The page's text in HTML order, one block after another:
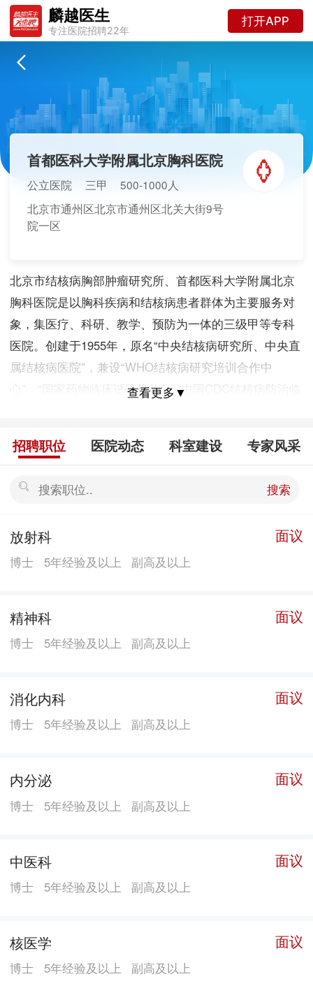
麟越医生
专注医院招聘22年
打开APP
首都医科大学附属北京胸科医院
公立医院 三甲
500-1000人
北京市通州区北京市通州区北关大街9号
院一区
北京市结核病胸部肿瘤研究所、首都医科大学附属北京
胸科医院是以胸科疾病和结核病患者群体为主要服务对
象，集医疗、科研、教学、预防为一体的三级甲等专科
医院。创建于1955年，原名“中央结核病研究所、中央直
属结核病医院”，兼设“WHO结核病研究培训合作中
心”、“国家药物临床试验机构”、“中国CDC结核病防治临
积13万平方米，建筑面积6万平方米，现有职工996人，
献专家和享受政府特殊津贴专家30人。所院结核病、肺
实验室——北京肿瘤分子生物学实验室肺癌分室。目前
设有临床、医技科室25个，基础研究室8个。具备MRI、
床位数900张，目前实际床位数533张。 所院始终坚持临
床与科研结合，不断开拓创新，在国内率先开展结核病
完成国内首例人体肺移植、首次建立了国内人体肺癌细
治疗，20余项成果填补了国内空白。多次承担国家“863
关”和“十一五”、“十二五”重大科技专项等研究项目。自
1978年以来，先后获得国家、部、市级及局级成果174
20000人次。
查看更多▼
招聘职位 医院动态 科室建设 专家风采
搜索
放射科 面议
博士 5年经验及以上 副高及以上
精神科 面议
博士 5年经验及以上 副高及以上
消化内科 面议
博士 5年经验及以上 副高及以上
内分泌 面议
博士 5年经验及以上 副高及以上
中医科 面议
博士 5年经验及以上 副高及以上
核医学 面议
博士 5年经验及以上 副高及以上